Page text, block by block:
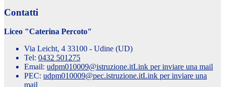
Contatti
Liceo "Caterina Percoto"
Via Leicht, 4 33100 - Udine (UD)
Tel: 0432 501275
Email: udpm010009@istruzione.itLink per inviare una mail
PEC: udpm010009@pec.istruzione.itLink per inviare una
mail